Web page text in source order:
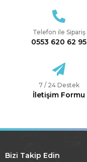
Telefon ile Sipariş
0553 620 62 95
7 / 24 Destek
İletişim Formu
Bizi Takip Edin